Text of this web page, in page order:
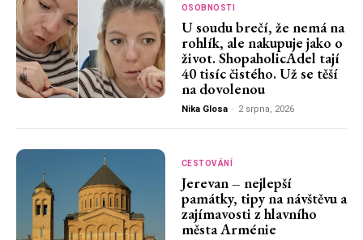
OSOBNOSTI
U soudu brečí, že nemá na
rohlík, ale nakupuje jako o
život. ShopaholicAdel tají
40 tisíc čistého. Už se těší
na dovolenou
Nika Glosa - 2 srpna, 2026
CESTOVÁNÍ
Jerevan – nejlepší
památky, tipy na návštěvu a
zajímavosti z hlavního
města Arménie